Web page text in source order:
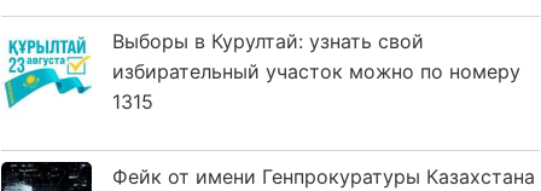
Выборы в Курултай: узнать свой
избирательный участок можно по номеру
1315
Фейк от имени Генпрокуратуры Казахстана